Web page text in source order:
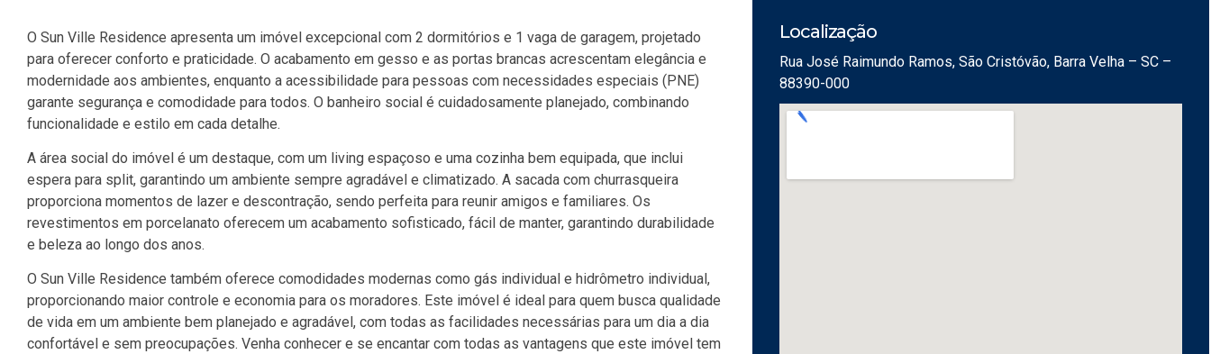
O Sun Ville Residence apresenta um imóvel excepcional com 2 dormitórios e 1 vaga de garagem, projetado
para oferecer conforto e praticidade. O acabamento em gesso e as portas brancas acrescentam elegância e
modernidade aos ambientes, enquanto a acessibilidade para pessoas com necessidades especiais (PNE)
garante segurança e comodidade para todos. O banheiro social é cuidadosamente planejado, combinando
funcionalidade e estilo em cada detalhe.
A área social do imóvel é um destaque, com um living espaçoso e uma cozinha bem equipada, que inclui
espera para split, garantindo um ambiente sempre agradável e climatizado. A sacada com churrasqueira
proporciona momentos de lazer e descontração, sendo perfeita para reunir amigos e familiares. Os
revestimentos em porcelanato oferecem um acabamento sofisticado, fácil de manter, garantindo durabilidade
e beleza ao longo dos anos.
O Sun Ville Residence também oferece comodidades modernas como gás individual e hidrômetro individual,
proporcionando maior controle e economia para os moradores. Este imóvel é ideal para quem busca qualidade
de vida em um ambiente bem planejado e agradável, com todas as facilidades necessárias para um dia a dia
confortável e sem preocupações. Venha conhecer e se encantar com todas as vantagens que este imóvel tem
Localização
Rua José Raimundo Ramos, São Cristóvão, Barra Velha – SC –
88390-000